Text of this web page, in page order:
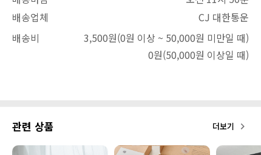
배송업체
CJ 대한통운
배송비
3,500원(0원 이상 ~ 50,000원 미만일 때)
0원(50,000원 이상일 때)
관련 상품 더보기